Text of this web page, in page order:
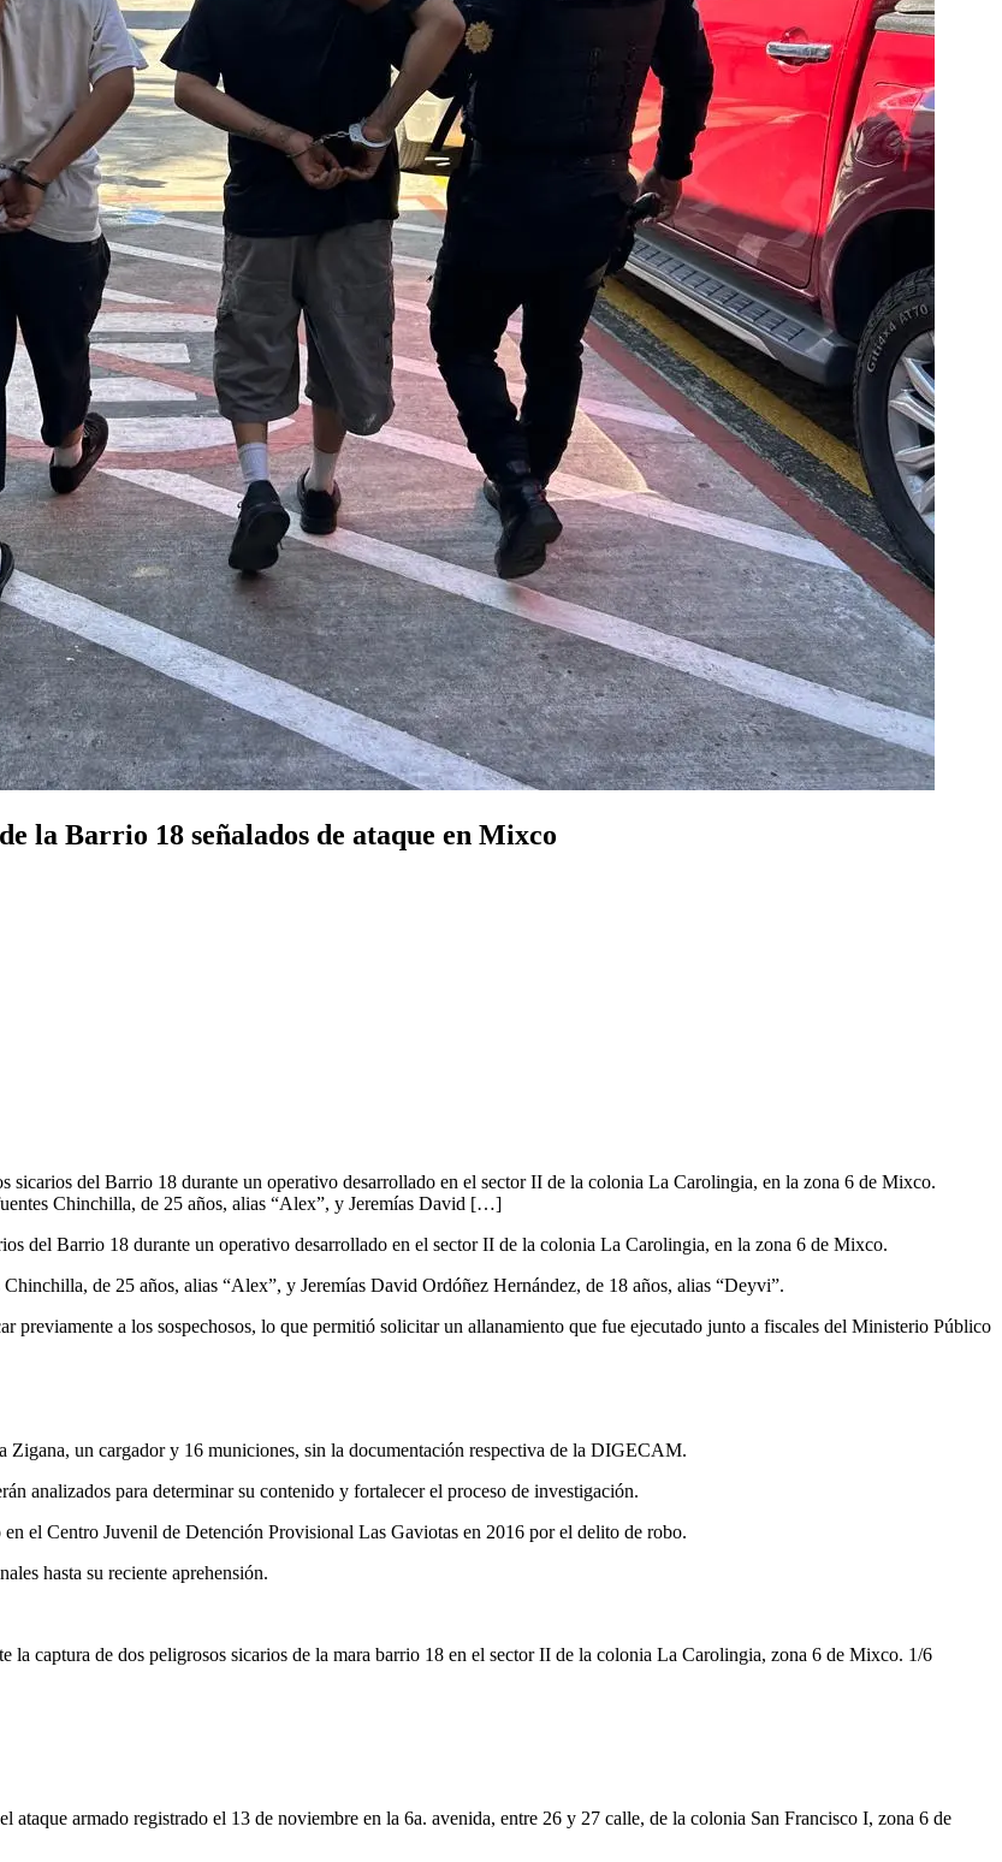
la Barrio 18 señalados de ataque en Mixco
del Barrio 18 durante un operativo desarrollado en el sector II de la colonia La Carolingia, en la zona 6 de Mixco.
Chinchilla, de 25 años, alias “Alex”, y Jeremías David […]
del Barrio 18 durante un operativo desarrollado en el sector II de la colonia La Carolingia, en la zona 6 de Mixco.
de 25 años, alias “Alex”, y Jeremías David Ordóñez Hernández, de 18 años, alias “Deyvi”.
a los sospechosos, lo que permitió solicitar un allanamiento que fue ejecutado junto a fiscales del Ministerio Público
un cargador y 16 municiones, sin la documentación respectiva de la DIGECAM.
analizados para determinar su contenido y fortalecer el proceso de investigación.
el Centro Juvenil de Detención Provisional Las Gaviotas en 2016 por el delito de robo.
hasta su reciente aprehensión.
la captura de dos peligrosos sicarios de la mara barrio 18 en el sector II de la colonia La Carolingia, zona 6 de Mixco. 1/6
ataque armado registrado el 13 de noviembre en la 6a. avenida, entre 26 y 27 calle, de la colonia San Francisco I, zona 6 de